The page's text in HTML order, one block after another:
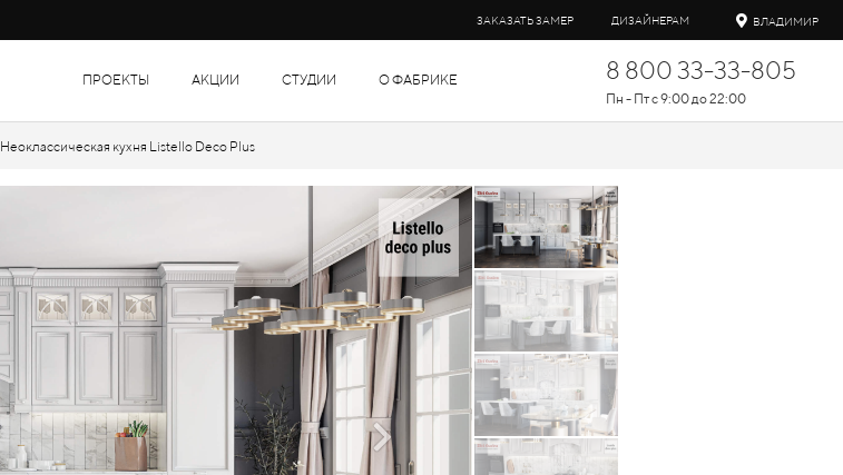
ЗАКАЗАТЬ ЗАМЕР ДИЗАЙНЕРАМ ВЛАДИМИР
ПРОЕКТЫ АКЦИИ СТУДИИ О ФАБРИКЕ 8 800 33-33-805
Пн - Пт с 9:00 до 22:00
Неоклассическая кухня Listello Deco Plus